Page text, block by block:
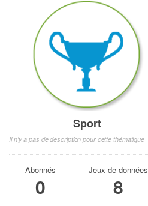
Sport
Il n'y a pas de description pour cette thématique
Abonnés
0
Jeux de données
8